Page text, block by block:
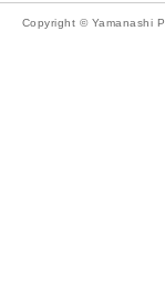
Copyright © Yamanashi